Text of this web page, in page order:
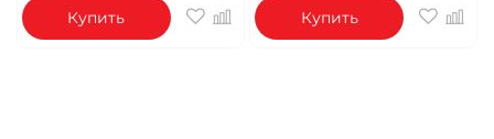
Купить Купить